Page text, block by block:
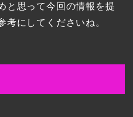
と思って今回の情報を提
考にしてくださいね。